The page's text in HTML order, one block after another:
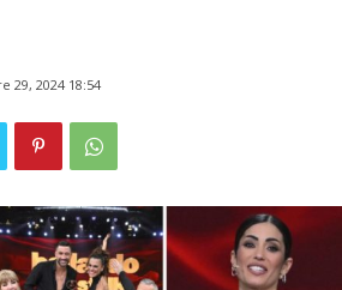
29, 2024 18:54